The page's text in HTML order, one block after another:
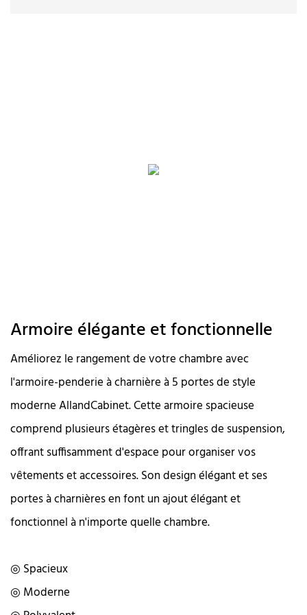
Armoire élégante et fonctionnelle
Améliorez le rangement de votre chambre avec
l'armoire-penderie à charnière à 5 portes de style
moderne AllandCabinet. Cette armoire spacieuse
comprend plusieurs étagères et tringles de suspension,
offrant suffisamment d'espace pour organiser vos
vêtements et accessoires. Son design élégant et ses
portes à charnières en font un ajout élégant et
fonctionnel à n'importe quelle chambre.
◎ Spacieux
◎ Moderne